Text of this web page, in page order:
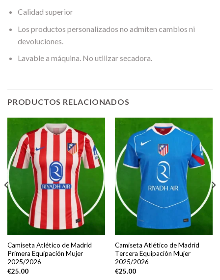
Calidad superior
Los productos personalizados no admiten cambios ni
devoluciones.
Lavable a máquina. No utilizar secadora.
PRODUCTOS RELACIONADOS
Camiseta Atlético de Madrid
Primera Equipación Mujer
2025/2026
€25.00
Camiseta Atlético de Madrid
Tercera Equipación Mujer
2025/2026
€25.00